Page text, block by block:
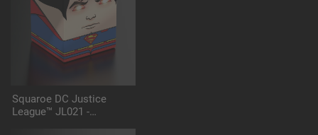
Squaroe DC Justice
League™ JL021 -